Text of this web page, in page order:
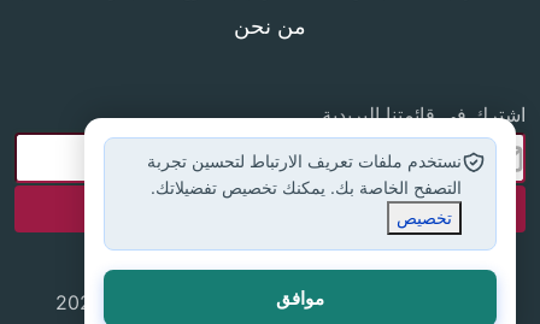
من نحن
اشترك في قائمتنا البريدية
جميع الحقوق محفوظة لموقع إسلام أون لاين © 2025
نستخدم ملفات تعريف الارتباط لتحسين تجربة
التصفح الخاصة بك. يمكنك تخصيص تفضيلاتك.
تخصيص
موافق